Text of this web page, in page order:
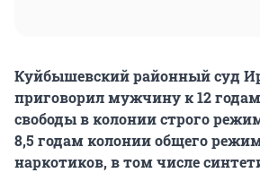
Куйбышевский районный суд
приговорил мужчину к 12
свободы в колонии строго
8,5 годам колонии общего
наркотиков, в том числе